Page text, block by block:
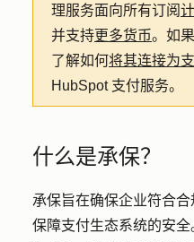
理服务面向所有订阅
并支持更多货币。如
了解如何将其连接为
HubSpot 支付服务。
什么是承保？
承保旨在确保企业符合
保障支付生态系统的安全